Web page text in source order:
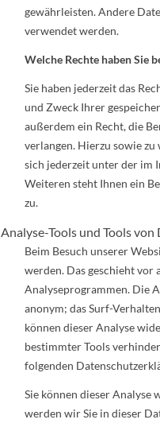
gewährleisten. Andere
verwendet werden.
Welche Rechte haben Sie
Sie haben jederzeit das
und Zweck Ihrer
außerdem ein Recht, die
verlangen. Hierzu sowie zu
sich jederzeit unter der im
Weiteren steht Ihnen ein
zu.
Analyse-Tools und Tools
Beim Besuch unserer
werden. Das geschieht vor
Analyseprogrammen. Die
anonym; das Surf-
können dieser Analyse
bestimmter Tools
folgenden
Sie können dieser
werden wir Sie in dieser